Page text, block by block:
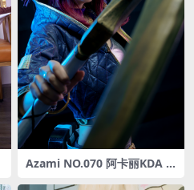
Azami NO.070 阿卡丽KDA [1